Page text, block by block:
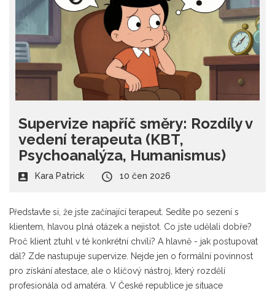
Supervize napříč směry: Rozdíly v
vedení terapeuta (KBT,
Psychoanalýza, Humanismus)
Kara Patrick 10 čen 2026
Představte si, že jste začínající terapeut. Sedíte po sezení s
klientem, hlavou plná otázek a nejistot. Co jste udělali dobře?
Proč klient ztuhl v té konkrétní chvíli? A hlavně - jak postupovat
dál? Zde nastupuje supervize. Nejde jen o formální povinnost
pro získání atestace, ale o klíčový nástroj, který rozdělí
profesionála od amatéra. V České republice je situace